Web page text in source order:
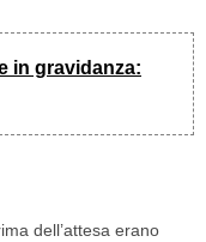
in gravidanza:
dell’attesa erano